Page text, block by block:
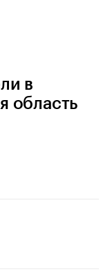
в
область